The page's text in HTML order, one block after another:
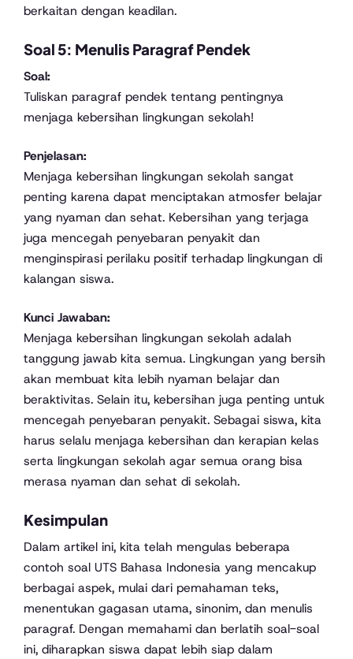
berkaitan dengan keadilan.
Soal 5: Menulis Paragraf Pendek
Soal:
Tuliskan paragraf pendek tentang pentingnya
menjaga kebersihan lingkungan sekolah!
Penjelasan:
Menjaga kebersihan lingkungan sekolah sangat
penting karena dapat menciptakan atmosfer belajar
yang nyaman dan sehat. Kebersihan yang terjaga
juga mencegah penyebaran penyakit dan
menginspirasi perilaku positif terhadap lingkungan di
kalangan siswa.
Kunci Jawaban:
Menjaga kebersihan lingkungan sekolah adalah
tanggung jawab kita semua. Lingkungan yang bersih
akan membuat kita lebih nyaman belajar dan
beraktivitas. Selain itu, kebersihan juga penting untuk
mencegah penyebaran penyakit. Sebagai siswa, kita
harus selalu menjaga kebersihan dan kerapian kelas
serta lingkungan sekolah agar semua orang bisa
merasa nyaman dan sehat di sekolah.
Kesimpulan
Dalam artikel ini, kita telah mengulas beberapa
contoh soal UTS Bahasa Indonesia yang mencakup
berbagai aspek, mulai dari pemahaman teks,
menentukan gagasan utama, sinonim, dan menulis
paragraf. Dengan memahami dan berlatih soal-soal
ini, diharapkan siswa dapat lebih siap dalam